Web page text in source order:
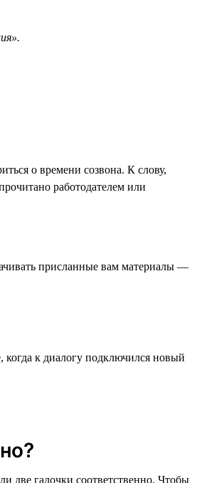
о времени созвона. К слову,
работодателем или
присланные вам материалы —
когда к диалогу подключился новый
две галочки соответственно. Чтобы